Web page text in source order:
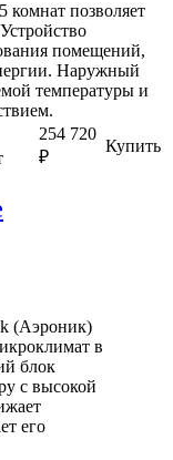
комнат позволяет
помещений,
Наружный
температуры и
254 720
₽
Купить
(Аэроник)
в
блок
с высокой
его